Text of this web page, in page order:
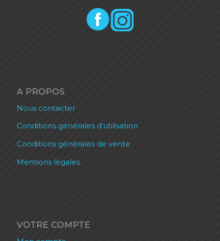
A PROPOS
Nous contacter
Conditions générales d’utilisation
Conditions générales de vente
Mentions légales
VOTRE COMPTE